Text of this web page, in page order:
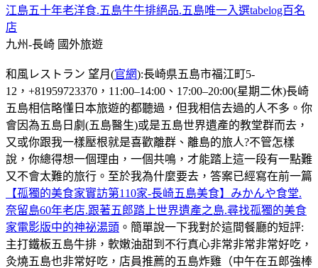
江島五十年老洋食.五島牛牛排絕品.五島唯一入選tabelog百名
店
九州-長崎 國外旅遊
和風レストラン 望月(官網):長崎県五島市福江町5-
12，+81959723370，11:00–14:00、17:00–20:00(星期二休)長崎
五島相信略懂日本旅遊的都聽過，但我相信去過的人不多。你
會因為五島日劇(五島醫生)或是五島世界遺產的教堂群而去，
又或你跟我一樣壓根就是喜歡離群、離島的旅人?不管怎樣
說，你總得想一個理由，一個共鳴，才能踏上這一段有一點難
又不會太難的旅行。至於我為什麼要去，答案已經寫在前一篇
【孤獨的美食家實訪第110家-長崎五島美食】みかんや食堂.
奈留島60年老店.跟著五郎踏上世界遺產之島.尋找孤獨的美食
家電影版中的神祕湯頭 。簡單說一下我對於這間餐廳的短評:
主打鐵板五島牛排，軟嫩油甜到不行真心非常非常非常好吃，
灸燒五島也非常好吃，店員推薦的五島炸雞（中午在五郎強棒